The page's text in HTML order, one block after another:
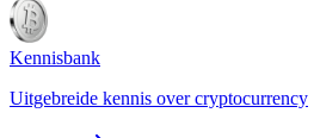
Kennisbank
Uitgebreide kennis over cryptocurrency